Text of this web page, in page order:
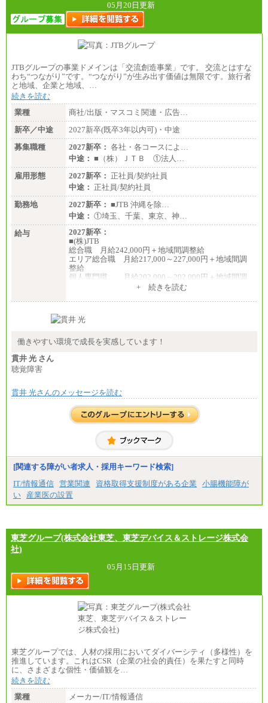
05月20日更新
JTBグループの事業ドメインは「交流創造事業」です。 交流とはすな
わち“つながり”です。“つながり”が生み出す価値は無限です。旅行者
と地域、企業と地域、…
続きを読む
業種
商社/出版・マスコミ関連・広告…
新卒／中途
2027新卒(既卒3年以内可)・中途
募集職種
2027新卒： 各社・各コースによ…
中途： ■（株）ＪＴＢ ①法人…
雇用形態
2027新卒： 正社員/契約社員
中途： 正社員/契約社員
勤務地
2027新卒： ■JTB 沖縄を除…
中途： ①埼玉、千葉、東京、神…
給与
2027新卒：
■(株)JTB
総合職 月給242,000円＋地域間調整給
エリア総合職 月給217,000～227,000円＋地域間調
整給
個人専門職 月給202,000～202,000円＋地域間調
総合職 月給208,000～235,000円
※詳細はJTBキャリアサイトよりご確認ください。
総合職 月給220,000～230,000円＋地域間調整給
整給
※詳細はJTBキャリアサイトよりご確認ください。
■(株)JTBコミュニケーションデザイン
総合職 月給230,000円
みなし残業手当：20,000円（一律支給）※みなし
残業手当の残業時間は10.43時間。
間に応じて、時間外手当等を支給。
エリアサポート職 月給188,000円
■（株）JTBグローバルマーケティング＆トラベル
※詳細はJTBキャリアサイトよりご確認ください。
■(株)JTBビジネストランスフォーム
総合職 月給205,000～225,000円＋地域間調整給
エリア総合職 月給185,000円＋地域間調整給
※詳細はJTBキャリアサイトよりご確認ください。
■(株)JTBデータサービス ※2027年新卒募集終了
※詳細はJTBキャリアサイトよりご確認ください。
■I&Jデジタルイノベーション(株)
※詳細はJTBキャリアサイトよりご確認ください。
+ 続きを読む
働きやすい環境で成長を実感しています！
貫井 光 さん
聴覚障害
貫井 光さんのメッセージを読む
[関連する障がい者求人・採用キーワード検索]
IT/情報通信 営業関連 資格取得支援制度がある企業
小腸機能障が
い
産業医の設置
東芝グループ(株式会社東芝、東芝デバイス＆ストレージ株式会
社)
05月15日更新
東芝グループでは、人材の採用においてダイバーシティ（多様性）を
推進しています。これはCSR（企業の社会的責任）を果たすと同時
に、さまざまな個性・価値観を…
続きを読む
業種
メーカー/IT/情報通信